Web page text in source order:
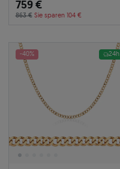
759 €
863 € Sie sparen 104 €
-40% 24h